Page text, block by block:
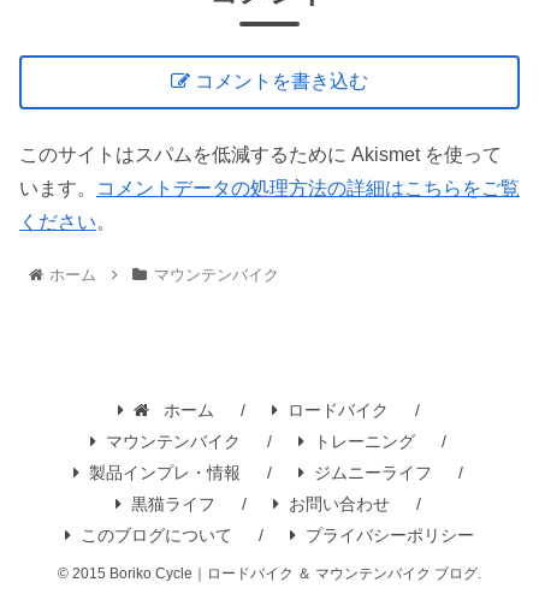
コメントを書き込む
このサイトはスパムを低減するために Akismet を使って
います。
コメントデータの処理方法の詳細はこちらをご覧
ください。
ホーム マウンテンバイク
ホーム
ロードバイク
マウンテンバイク
トレーニング
製品インプレ・情報
ジムニーライフ
黒猫ライフ
お問い合わせ
このブログについて
プライバシーポリシー
© 2015 Boriko Cycle｜ロードバイク ＆ マウンテンバイク ブログ.